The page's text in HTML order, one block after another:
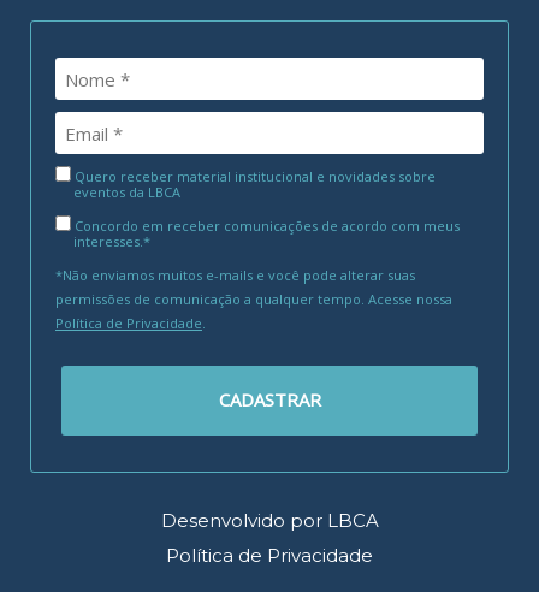
Quero receber material institucional e novidades sobre
eventos da LBCA
Concordo em receber comunicações de acordo com meus
interesses.*
*Não enviamos muitos e-mails e você pode alterar suas
permissões de comunicação a qualquer tempo. Acesse nossa
Política de Privacidade
CADASTRAR
Desenvolvido por LBCA
Política de Privacidade